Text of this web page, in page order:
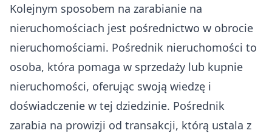
Kolejnym sposobem na zarabianie na
nieruchomościach jest pośrednictwo w obrocie
nieruchomościami. Pośrednik nieruchomości to
osoba, która pomaga w sprzedaży lub kupnie
nieruchomości, oferując swoją wiedzę i
doświadczenie w tej dziedzinie. Pośrednik
zarabia na prowizji od transakcji, którą ustala z